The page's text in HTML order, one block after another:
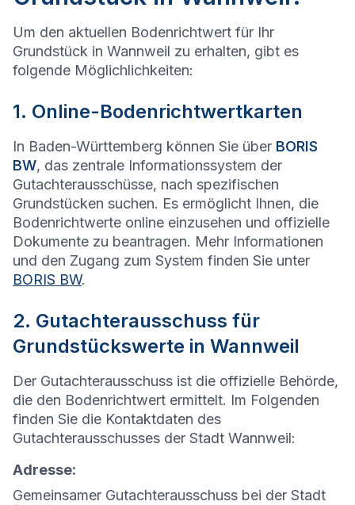
Um den aktuellen Bodenrichtwert für Ihr
Grundstück in Wannweil zu erhalten, gibt es
folgende Möglichlichkeiten:
1. Online-Bodenrichtwertkarten
In Baden-Württemberg können Sie über BORIS
BW, das zentrale Informationssystem der
Gutachterausschüsse, nach spezifischen
Grundstücken suchen. Es ermöglicht Ihnen, die
Bodenrichtwerte online einzusehen und offizielle
Dokumente zu beantragen. Mehr Informationen
und den Zugang zum System finden Sie unter
BORIS BW.
2. Gutachterausschuss für
Grundstückswerte in Wannweil
Der Gutachterausschuss ist die offizielle Behörde,
die den Bodenrichtwert ermittelt. Im Folgenden
finden Sie die Kontaktdaten des
Gutachterausschusses der Stadt Wannweil:
Adresse:
Gemeinsamer Gutachterausschuss bei der Stadt